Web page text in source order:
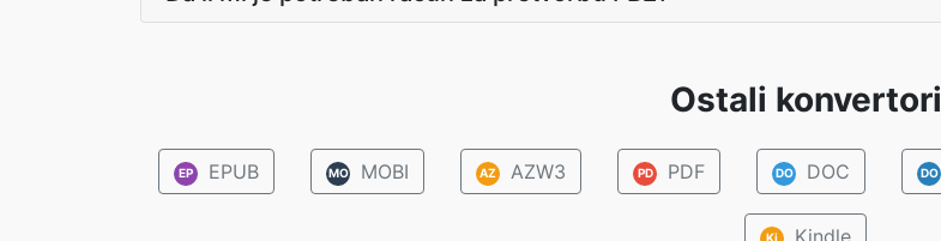
Ostali konvertori
EP EPUB MO MOBI AZ AZW3 PD PDF DO DOC DO
Ki Kindle